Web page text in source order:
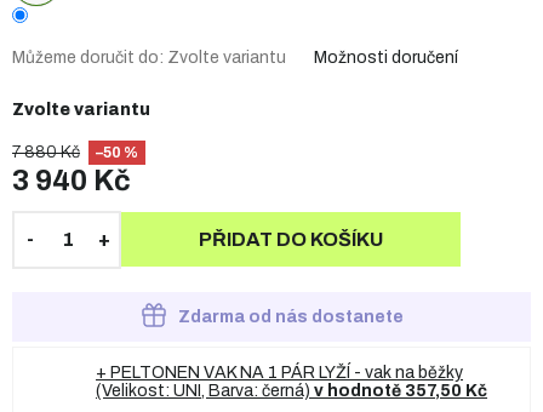
7 880 Kč –50 %
3 940 Kč
Zvolte variantu
Můžeme doručit do: Zvolte variantu Možnosti doručení
PŘIDAT DO KOŠÍKU
Zdarma od nás dostanete
+ PELTONEN VAK NA 1 PÁR LYŽÍ - vak na běžky
(Velikost: UNI, Barva: černá) v hodnotě 357,50 Kč